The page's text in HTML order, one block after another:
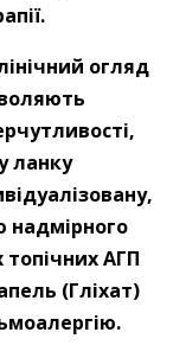
огляд
ланку
надмірного
топічних АГП
(Гліхат)